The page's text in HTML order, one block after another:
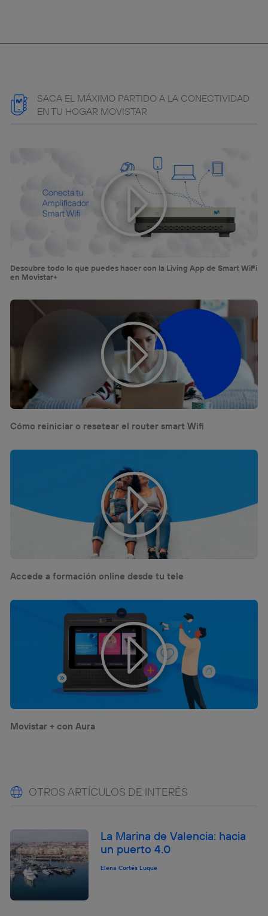
SACA EL MÁXIMO PARTIDO A LA CONECTIVIDAD
EN TU HOGAR MOVISTAR
Descubre todo lo que puedes hacer con la Living App de Smart WiFi
en Movistar+
Cómo reiniciar o resetear el router smart Wifi
Accede a formación online desde tu tele
Movistar + con Aura
OTROS ARTÍCULOS DE INTERÉS
La Marina de Valencia: hacia
un puerto 4.0
Elena Cortés Luque
visitando el portal de privacidad de Utiq